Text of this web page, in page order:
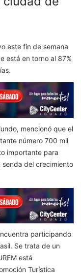
este fin de semana
está en torno al 87%
mencionó que el
número 700 mil
importante para
del crecimiento
participando
Se trata de un
está
Turística